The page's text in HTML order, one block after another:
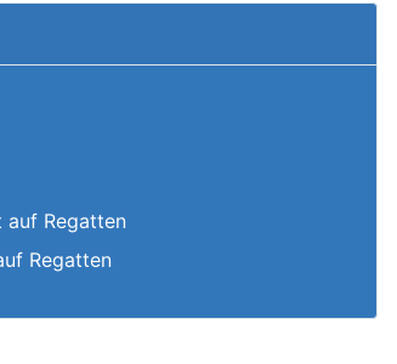
Regatten
Regatten